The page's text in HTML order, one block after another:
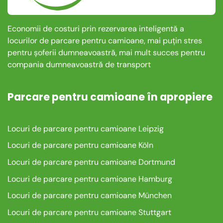
Economii de costuri prin rezervarea inteligentă a
locurilor de parcare pentru camioane, mai puțin stres
pentru șoferii dumneavoastră, mai mult succes pentru
compania dumneavoastră de transport
Parcare pentru camioane în apropiere
Locuri de parcare pentru camioane Leipzig
Locuri de parcare pentru camioane Köln
Locuri de parcare pentru camioane Dortmund
Locuri de parcare pentru camioane Hamburg
Locuri de parcare pentru camioane München
Locuri de parcare pentru camioane Stuttgart